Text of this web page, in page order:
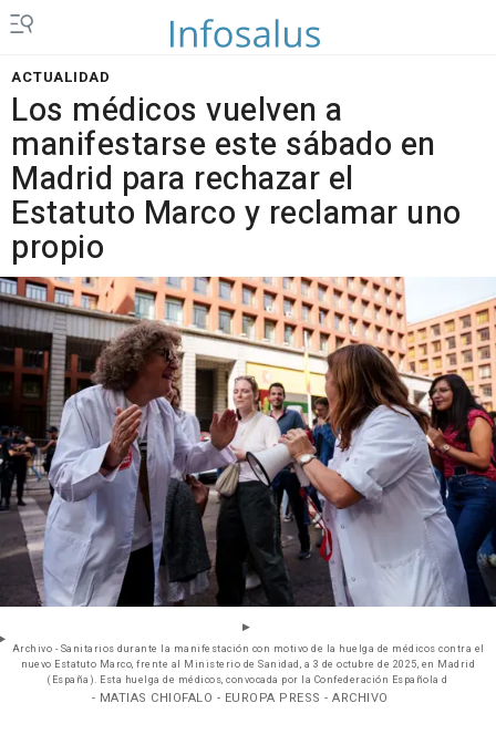
ACTUALIDAD
Los médicos vuelven a
manifestarse este sábado en
Madrid para rechazar el
Estatuto Marco y reclamar uno
propio
Archivo - Sanitarios durante la manifestación con motivo de la huelga de médicos contra el
nuevo Estatuto Marco, frente al Ministerio de Sanidad, a 3 de octubre de 2025, en Madrid
(España). Esta huelga de médicos, convocada por la Confederación Española d
- MATIAS CHIOFALO - EUROPA PRESS - ARCHIVO